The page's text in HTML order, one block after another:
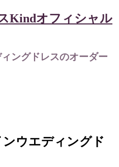
Kindオフィシャル
ングドレスのオーダー
ンウエディングド